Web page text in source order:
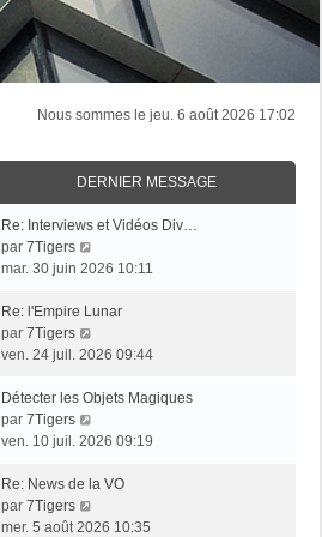
Nous sommes le jeu. 6 août 2026 17:02
DERNIER MESSAGE
Re: Interviews et Vidéos Div…
par 7Tigers
o
r
e
e
n
e
m
mar. 30 juin 2026 10:11
Re: l'Empire Lunar
par 7Tigers
o
r
e
e
n
ven. 24 juil. 2026 09:44
Détecter les Objets Magiques
par 7Tigers
o
r
e
ven. 10 juil. 2026 09:19
Re: News de la VO
par 7Tigers
o
mer. 5 août 2026 10:35